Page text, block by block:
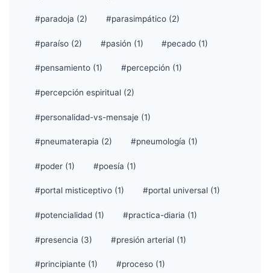
#paradoja (2) #parasimpático (2)
#paraíso (2) #pasión (1) #pecado (1)
#pensamiento (1) #percepción (1)
#percepción espiritual (2)
#personalidad-vs-mensaje (1)
#pneumaterapia (2) #pneumología (1)
#poder (1) #poesía (1)
#portal misticeptivo (1) #portal universal (1)
#potencialidad (1) #practica-diaria (1)
#presencia (3) #presión arterial (1)
#principiante (1) #proceso (1)